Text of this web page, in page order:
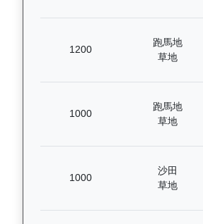
1200
跑馬地
草地
1000
跑馬地
草地
1000
沙田
草地